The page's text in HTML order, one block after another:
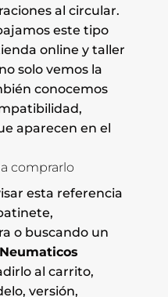
al circular.
este tipo
online y taller
solo vemos la
conocemos
aparecen en el
comprarlo
esta referencia
o buscando un
Neumaticos
al carrito,
versión,